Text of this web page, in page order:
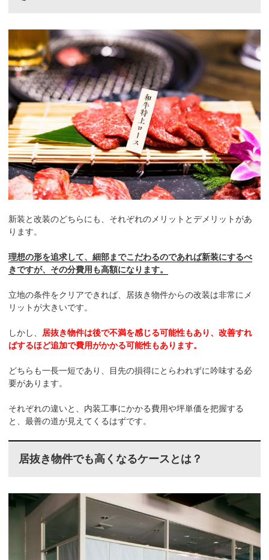
新装と改装のどちらにも、それぞれのメリットとデメリットがあ
ります。
理想の形を追求して、細部までこだわるのであれば新装にするべ
きですが、その分費用も高額になります。
立地の条件をクリアできれば、居抜き物件からの改装は非常にメ
リットが大きいです。
しかし、 居抜き物件は後で不満を感じる可能性もあり、改善すれ
ばするほど追加で費用がかかる可能性もあります。
どちらも一長一短であり、目先の損得にとらわれずに吟味する必
要があります。
それぞれの違いと、内装工事にかかる費用や坪単価を把握する
と、最善の道が見えてくるはずです。
居抜き物件でも高くなるケースとは？